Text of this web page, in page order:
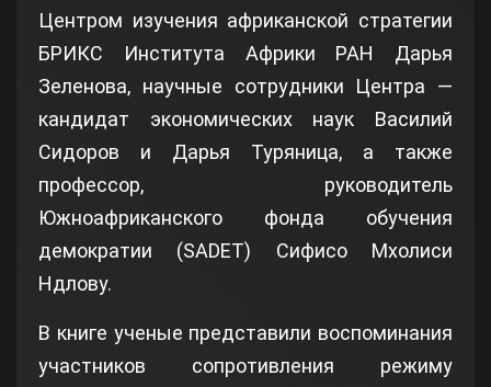
Центром изучения африканской стратегии
БРИКС Института Африки РАН Дарья
Зеленова, научные сотрудники Центра —
кандидат экономических наук Василий
Сидоров и Дарья Туряница, а также
профессор, руководитель
Южноафриканского фонда обучения
демократии (SADET) Сифисо Мхолиси
Ндлову.
В книге ученые представили воспоминания
участников сопротивления режиму